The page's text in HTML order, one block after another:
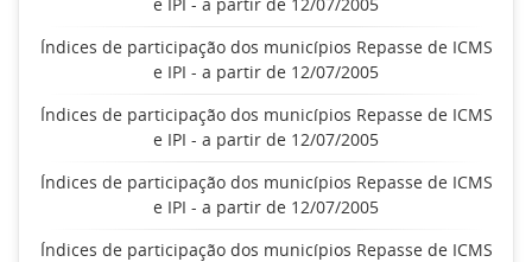
Índices de participação dos municípios Repasse de ICMS
e IPI - a partir de 12/07/2005
Índices de participação dos municípios Repasse de ICMS
e IPI - a partir de 12/07/2005
Índices de participação dos municípios Repasse de ICMS
e IPI - a partir de 12/07/2005
Índices de participação dos municípios Repasse de ICMS